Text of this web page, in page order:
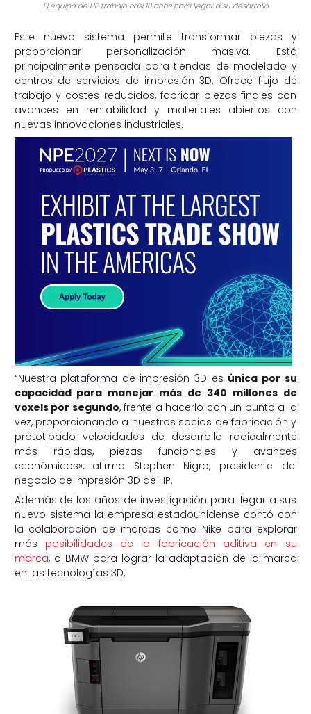
El equipo de HP trabajo casi 10 años para llegar a su desarrollo
Este nuevo sistema permite transformar piezas y
proporcionar personalización masiva. Está
principalmente pensada para tiendas de modelado y
centros de servicios de impresión 3D. Ofrece flujo de
trabajo y costes reducidos, fabricar piezas finales con
avances en rentabilidad y materiales abiertos con
nuevas innovaciones industriales.
“Nuestra plataforma de impresión 3D es única por su
capacidad para manejar más de 340 millones de
voxels por segundo, frente a hacerlo con un punto a la
vez, proporcionando a nuestros socios de fabricación y
prototipado velocidades de desarrollo radicalmente
más rápidas, piezas funcionales y avances
económicos», afirma Stephen Nigro, presidente del
negocio de impresión 3D de HP.
Además de los años de investigación para llegar a sus
nuevo sistema la empresa estadounidense contó con
la colaboración de marcas como Nike para explorar
más posibilidades de la fabricación aditiva en su
marca, o BMW para lograr la adaptación de la marca
en las tecnologías 3D.